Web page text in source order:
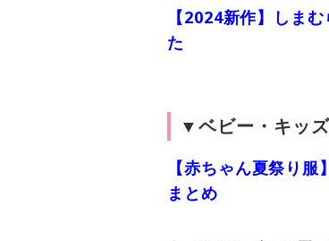
【2024新作】しま
た
▼ベビー・キッ
【赤ちゃん夏祭り
まとめ